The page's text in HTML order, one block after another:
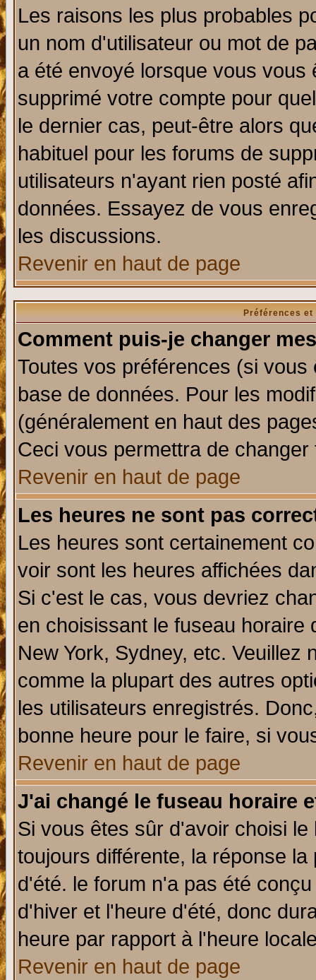
Les raisons les plus probables
un nom d'utilisateur ou mot de
a été envoyé lorsque vous
supprimé votre compte pour
le dernier cas, peut-être alors
habituel pour les forums de
utilisateurs n'ayant rien posté
données. Essayez de vous
les discussions.
Revenir en haut de page
Préférences
Comment puis-je changer
Toutes vos préférences (si
base de données. Pour les
(généralement en haut des
Ceci vous permettra de
Revenir en haut de page
Les heures ne sont pas
Les heures sont certainement
voir sont les heures affichées
Si c'est le cas, vous devriez
en choisissant le fuseau
New York, Sydney, etc. Veuillez
comme la plupart des autres
les utilisateurs enregistrés.
bonne heure pour le faire, si
Revenir en haut de page
J'ai changé le fuseau horaire
Si vous êtes sûr d'avoir choisi
toujours différente, la réponse
d'été. le forum n'a pas été
d'hiver et l'heure d'été, donc
heure par rapport à l'heure
Revenir en haut de page